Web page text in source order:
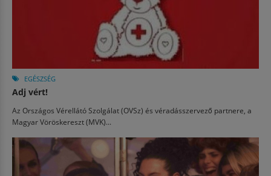
EGÉSZSÉG
Adj vért!
Az Országos Vérellátó Szolgálat (OVSz) és véradásszervező partnere, a
Magyar Vöröskereszt (MVK)...